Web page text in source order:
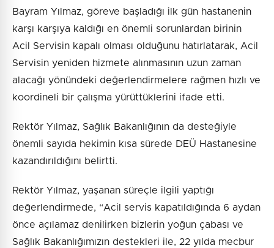
Bayram Yılmaz, göreve başladığı ilk gün hastanenin
karşı karşıya kaldığı en önemli sorunlardan birinin
Acil Servisin kapalı olması olduğunu hatırlatarak, Acil
Servisin yeniden hizmete alınmasının uzun zaman
alacağı yönündeki değerlendirmelere rağmen hızlı ve
koordineli bir çalışma yürüttüklerini ifade etti.
Rektör Yılmaz, Sağlık Bakanlığının da desteğiyle
önemli sayıda hekimin kısa sürede DEÜ Hastanesine
kazandırıldığını belirtti.
Rektör Yılmaz, yaşanan süreçle ilgili yaptığı
değerlendirmede, “Acil servis kapatıldığında 6 aydan
önce açılamaz denilirken bizlerin yoğun çabası ve
Sağlık Bakanlığımızın destekleri ile, 22 yılda mecbur